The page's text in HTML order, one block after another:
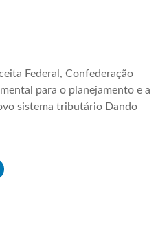
Federal, Confederação
para o planejamento e a
sistema tributário Dando